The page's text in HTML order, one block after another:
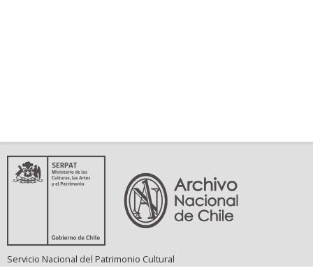
Servicio Nacional del Patrimonio Cultural